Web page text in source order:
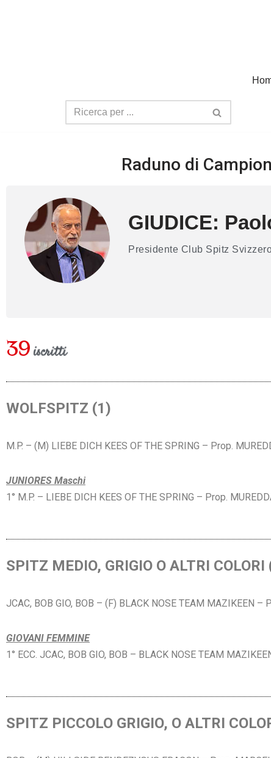
Raduno di
GIUDICE:
Presidente Club Spitz
39 iscritti
WOLFSPITZ (1)
M.P. – (M) LIEBE DICH KEES OF THE SPRING – Prop.
JUNIORES Maschi
1° M.P. – LIEBE DICH KEES OF THE SPRING – Prop.
SPITZ MEDIO, GRIGIO O ALTRI COLORI
JCAC, BOB GIO, BOB – (F) BLACK NOSE TEAM MAZIKEEN –
GIOVANI FEMMINE
1° ECC. JCAC, BOB GIO, BOB – BLACK NOSE TEAM
SPITZ PICCOLO GRIGIO, O ALTRI